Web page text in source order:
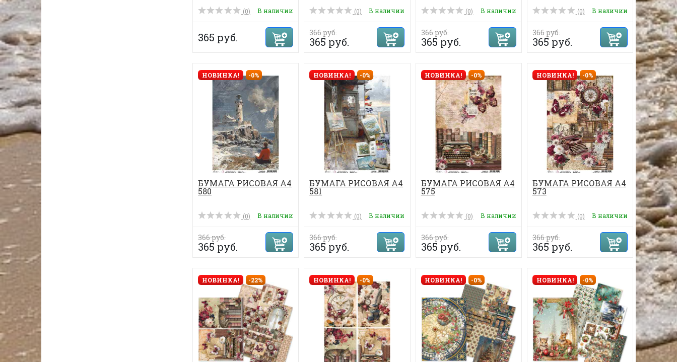
(0) В наличии
365 руб.
(0) В наличии
366 руб.
365 руб.
(0) В наличии
366 руб.
365 руб.
(0) В наличии
366 руб.
365 руб.
НОВИНКА! -0%
БУМАГА РИСОВАЯ А4
580
(0) В наличии
366 руб.
365 руб.
НОВИНКА! -0%
БУМАГА РИСОВАЯ А4
581
(0) В наличии
366 руб.
365 руб.
НОВИНКА! -0%
БУМАГА РИСОВАЯ А4
575
(0) В наличии
366 руб.
365 руб.
НОВИНКА! -0%
БУМАГА РИСОВАЯ А4
573
(0) В наличии
366 руб.
365 руб.
НОВИНКА! -22% НОВИНКА! -0% НОВИНКА! -0% НОВИНКА! -0%